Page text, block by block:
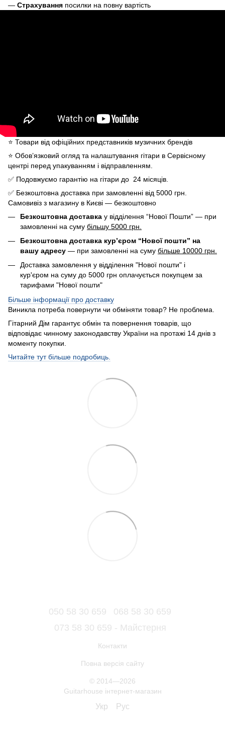
— Страхування посилки на повну вартість
⭐️ Товари від офіційних представників музичних брендів
⭐️ Обов’язковий огляд та налаштування гітари в Сервісному
центрі перед упакуванням і відправленням.
✅ Подовжуємо гарантію на гітари до 24 місяців.
✅ Безкоштовна доставка при замовленні від 5000 грн.
Самовивіз з магазину в Києві — безкоштовно
Безкоштовна доставка у відділення “Нової Пошти” — при
замовленні на суму більшу 5000 грн.
Безкоштовна доставка кур’єром “Нової пошти” на
вашу адресу — при замовленні на суму більше 10000 грн.
Доставка замовлення у відділення "Нової пошти" і
кур'єром на суму до 5000 грн оплачується покупцем за
тарифами "Нової пошти"
Більше інформації про доставку
Виникла потреба повернути чи обміняти товар? Не проблема.
Гітарний Дім гарантує обмін та повернення товарів, що
відповідає чинному законодавству України на протажі 14 днів з
моменту покупки.
Читайте тут більше подробиць.
050 58 30 659
068 58 30 659
073 58 30 659 - Майстерня
Контакти
Повна версія сайту
© 2014—2026
Guitarhouse інтернет-магазин
Укр Рус